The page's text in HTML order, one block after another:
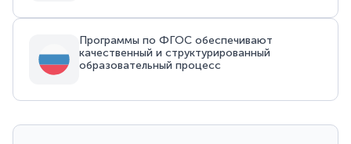
Программы по ФГОС обеспечивают
качественный и структурированный
образовательный процесс